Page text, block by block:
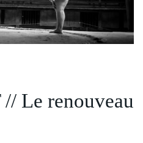
Le renouveau